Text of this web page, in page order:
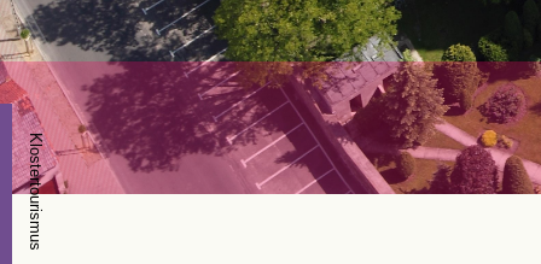
Klostertourismus